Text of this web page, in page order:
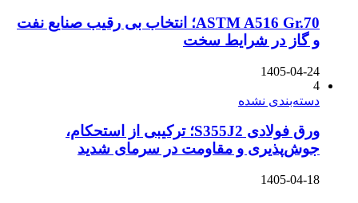
ASTM A516 Gr.70؛ انتخاب بی رقیب صنایع نفت
و گاز در شرایط سخت
1405-04-24
4
دسته‌بندی نشده
ورق فولادی S355J2؛ ترکیبی از استحکام،
جوش‌پذیری و مقاومت در سرمای شدید
1405-04-18